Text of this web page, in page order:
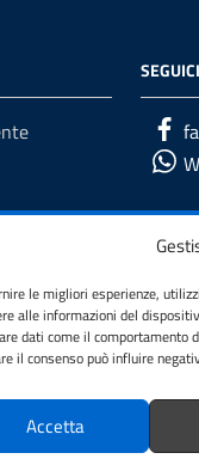
le migliori esperienze,
alle informazioni del
dati come il comportamento
il consenso può influire
Accetta